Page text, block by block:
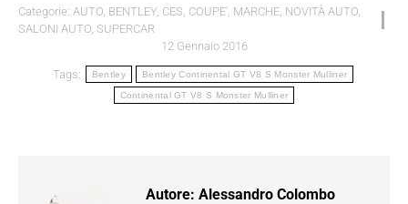
Categorie: AUTO, BENTLEY, CES, COUPE', MARCHE, NOVITÀ AUTO,
SALONI AUTO, SUPERCAR
12 Gennaio 2016
Tags: Bentley Bentley Continental GT V8 S Monster Mulliner
Continental GT V8 S Monster Mulliner
Autore: Alessandro Colombo